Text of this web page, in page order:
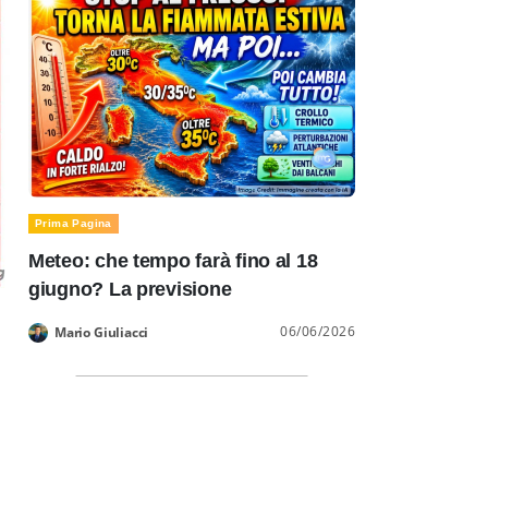
Prima Pagina
Meteo: che tempo farà fino al 18
giugno? La previsione
Mario Giuliacci 06/06/2026